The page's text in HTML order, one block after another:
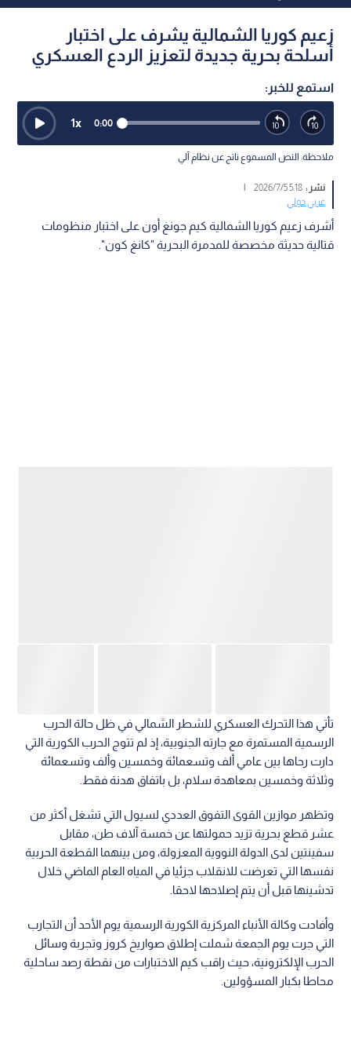
زعيم كوريا الشمالية يشرف على اختبار
أسلحة بحرية جديدة لتعزيز الردع العسكري
استمع للخبر:
0:00
1x
ملاحظة: النص المسموع ناتج عن نظام آلي
نشر :5:18 2026/7/5
|
عربي دولي
أشرف زعيم كوريا الشمالية كيم جونغ أون على اختبار منظومات
قتالية حديثة مخصصة للمدمرة البحرية "كانغ كون".
تأتي هذا التحرك العسكري للشطر الشمالي في ظل حالة الحرب
الرسمية المستمرة مع جارته الجنوبية، إذ لم تتوج الحرب الكورية التي
دارت رحاها بين عامي ألف وتسعمائة وخمسين وألف وتسعمائة
وثلاثة وخمسين بمعاهدة سلام، بل باتفاق هدنة فقط.
وتظهر موازين القوى التفوق العددي لسيول التي تشغل أكثر من
عشر قطع بحرية تزيد حمولتها عن خمسة آلاف طن، مقابل
سفينتين لدى الدولة النووية المعزولة، ومن بينهما القطعة الحربية
نفسها التي تعرضت للانقلاب جزئيا في المياه العام الماضي خلال
تدشينها قبل أن يتم إصلاحها لاحقا.
وأفادت وكالة الأنباء المركزية الكورية الرسمية يوم الأحد أن التجارب
التي جرت يوم الجمعة شملت إطلاق صواريخ كروز وتجربة وسائل
الحرب الإلكترونية، حيث راقب كيم الاختبارات من نقطة رصد ساحلية
محاطا بكبار المسؤولين.